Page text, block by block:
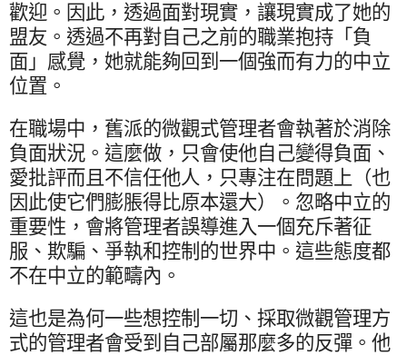
歡迎。因此，透過面對現實，讓現實成了她的
盟友。透過不再對自己之前的職業抱持「負
面」感覺，她就能夠回到一個強而有力的中立
位置。
在職場中，舊派的微觀式管理者會執著於消除
負面狀況。這麼做，只會使他自己變得負面、
愛批評而且不信任他人，只專注在問題上（也
因此使它們膨脹得比原本還大）。忽略中立的
重要性，會將管理者誤導進入一個充斥著征
服、欺騙、爭執和控制的世界中。這些態度都
不在中立的範疇內。
這也是為何一些想控制一切、採取微觀管理方
式的管理者會受到自己部屬那麼多的反彈。他